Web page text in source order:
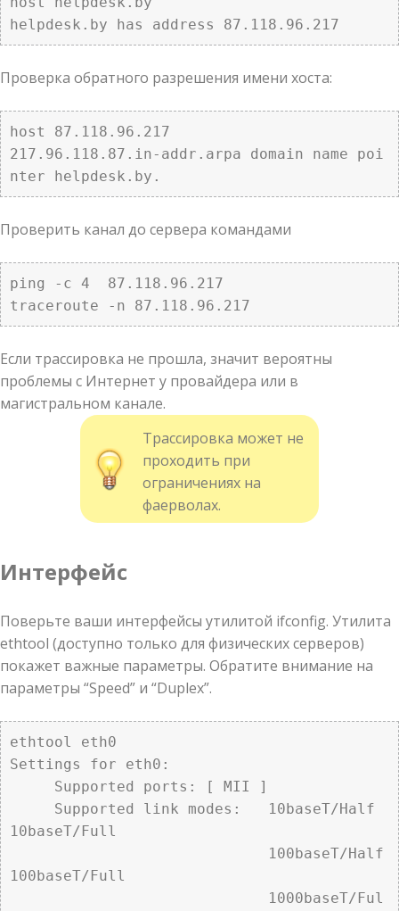
helpdesk.by has address 87.118.96.217
Проверка обратного разрешения имени хоста:
host 87.118.96.217
217.96.118.87.in-addr.arpa domain name poi
nter helpdesk.by.
Проверить канал до сервера командами
ping -c 4  87.118.96.217
traceroute -n 87.118.96.217
Если трассировка не прошла, значит вероятны
проблемы с Интернет у провайдера или в
магистральном канале.
Трассировка может не
проходить при
ограничениях на
фаерволах.
Интерфейс
Поверьте ваши интерфейсы утилитой ifconfig. Утилита
ethtool (доступно только для физических серверов)
покажет важные параметры. Обратите внимание на
параметры “Speed” и “Duplex”.
ethtool eth0
Settings for eth0:
10baseT/Full
100baseT/Full